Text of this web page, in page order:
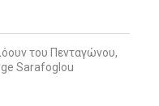
του Πενταγώνου,
Sarafoglou